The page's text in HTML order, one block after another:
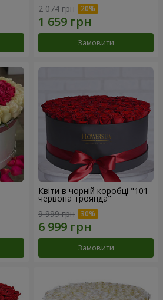
2 074 грн
Замовити
Квіти в чорній коробці "101
червона троянда"
9 999 грн
Замовити